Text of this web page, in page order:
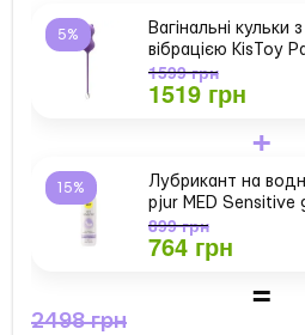
5%
Вагінальні кульки з
вібрацією KisToy
пультом ДК,
1599 грн
1519 грн
+
15%
Лубрикант на
pjur MED Sensitive
мл для надчутливої
899 грн
764 грн
=
2498 грн